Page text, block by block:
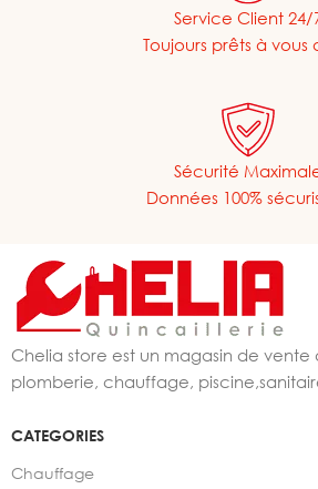
Service Client 24/
Toujours prêts à vous
Sécurité
Données 100%
Chelia store est un magasin de
plomberie, chauffage,
CATEGORIES
Chauffage